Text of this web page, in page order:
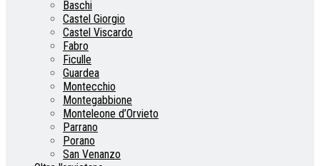
Baschi
Castel Giorgio
Castel Viscardo
Fabro
Ficulle
Guardea
Montecchio
Montegabbione
Monteleone d’Orvieto
Parrano
Porano
San Venanzo